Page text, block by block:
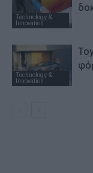
Technology &
Innovation
Technology &
Innovation